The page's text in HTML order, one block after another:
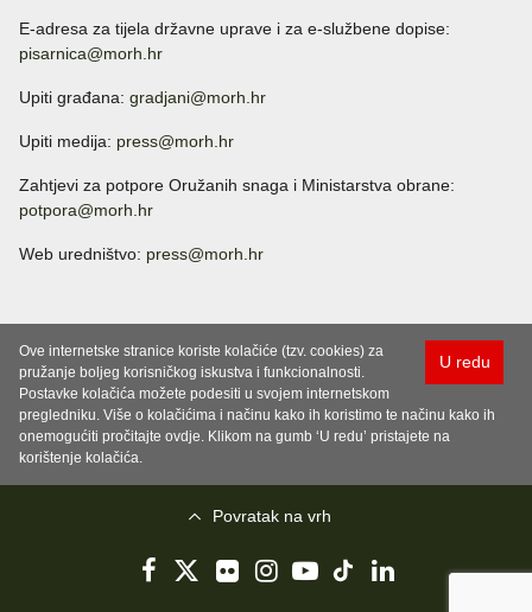
E-adresa za tijela državne uprave i za e-službene dopise:
pisarnica@morh.hr
Upiti građana: gradjani@morh.hr
Upiti medija: press@morh.hr
Zahtjevi za potpore Oružanih snaga i Ministarstva obrane:
potpora@morh.hr
Web uredništvo: press@morh.hr
U redu
Ove internetske stranice koriste kolačiće (tzv. cookies) za
pružanje boljeg korisničkog iskustva i funkcionalnosti.
Postavke kolačića možete podesiti u svojem internetskom
pregledniku. Više o kolačićima i načinu kako ih koristimo te načinu kako ih
onemogućiti pročitajte ovdje. Klikom na gumb ‘U redu’ pristajete na
korištenje kolačića.
Povratak na vrh